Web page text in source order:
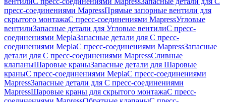
пресс-соединениями MapressПрямые запорные вентили для
скрытого монтажаС пресс-соединениями MapressУгловые
вентилиЗапасные детали для Угловые вентилиС пресс-
соединениями MeplaЗапасные детали для С пресс-
соединениями MeplaС пресс-соединениями MapressЗапасные
детали для С пресс-соединениями MapressСливные
клапаныШаровые краныЗапасные детали для Шаровые
краныС пресс-соединениями MeplaС пресс-соединениями
MapressЗапасные детали для С пресс-соединениями
MapressШаровые краны для скрытого монтажаС пресс-